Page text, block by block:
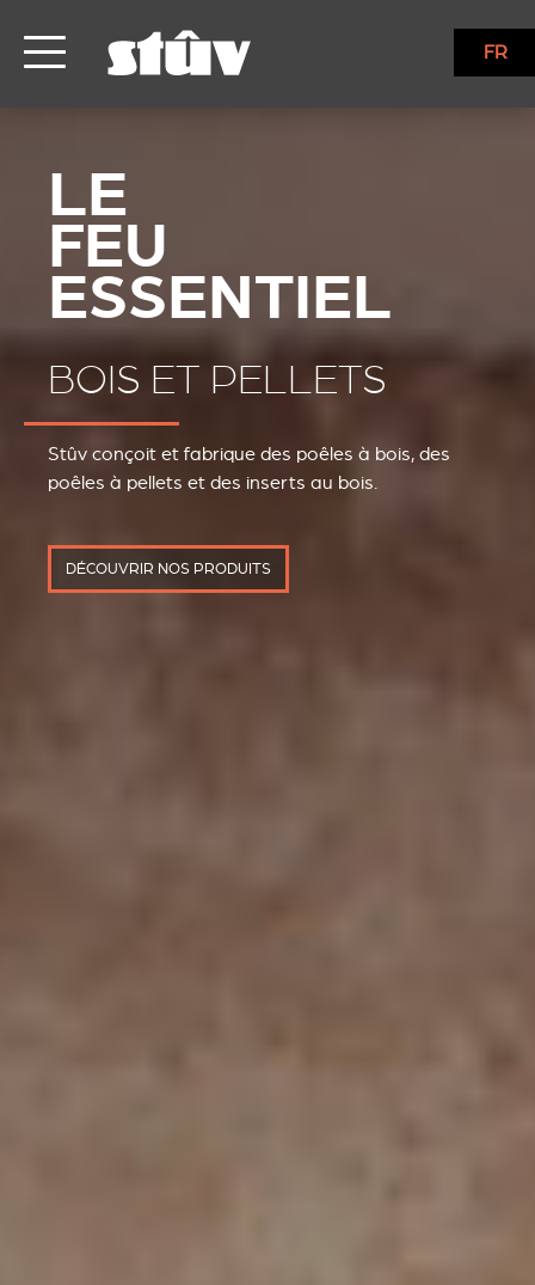
FR
BOIS ET PELLETS
Stûv conçoit et fabrique des poêles à bois, des
poêles à pellets et des inserts au bois.
DÉCOUVRIR NOS PRODUITS